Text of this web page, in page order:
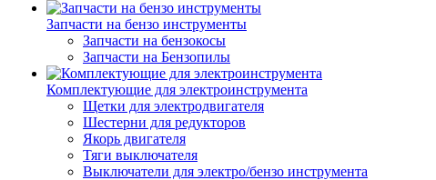
Запчасти на бензо инструменты
Запчасти на бензокосы
Запчасти на Бензопилы
Комплектующие для электроинструмента
Щетки для электродвигателя
Шестерни для редукторов
Якорь двигателя
Тяги выключателя
Выключатели для электро/бензо инструмента